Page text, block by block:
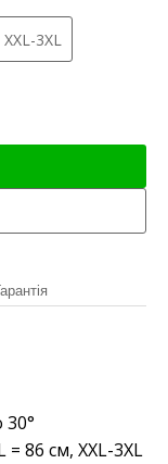
XXL-3XL
86 см, XXL-3XL